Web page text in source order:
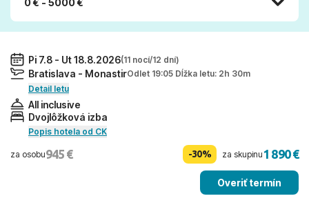
0 € - 5000 €
Pi 7.8 - Ut 18.8.2026(11 nocí/12 dní)
Bratislava - MonastirOdlet 19:05 Dĺžka letu: 2h 30m
Detail letu
All inclusive
Dvojlôžková izba
Popis hotela od CK
za osobu945 € -30% za skupinu1 890 €
Overiť termín